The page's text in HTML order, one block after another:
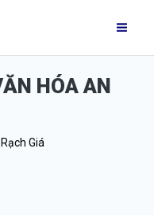
HÓA AN
Giá